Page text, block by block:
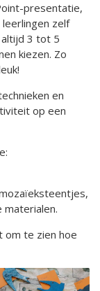
presentatie,
zelf
altijd 3 tot 5
kiezen. Zo
en
op een
materialen.
te zien hoe